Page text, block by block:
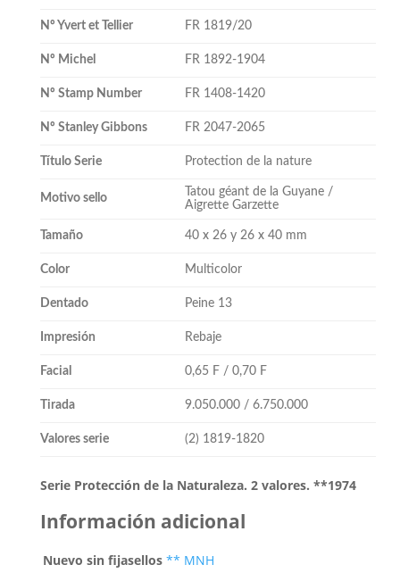
Nº Yvert et Tellier FR 1819/20
Nº Michel FR 1892-1904
Nº Stamp Number FR 1408-1420
Nº Stanley Gibbons FR 2047-2065
Título Serie Protection de la nature
Motivo sello
Tatou géant de la Guyane /
Aigrette Garzette
Tamaño 40 x 26 y 26 x 40 mm
Color Multicolor
Dentado Peine 13
Impresión Rebaje
Facial 0,65 F / 0,70 F
Tirada 9.050.000 / 6.750.000
Valores serie (2) 1819-1820
Serie Protección de la Naturaleza. 2 valores. **1974
Información adicional
Nuevo sin fijasellos ** MNH